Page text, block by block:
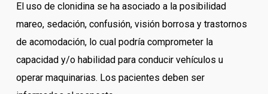
El uso de clonidina se ha asociado a la posibilidad
mareo, sedación, confusión, visión borrosa y trastornos
de acomodación, lo cual podría comprometer la
capacidad y/o habilidad para conducir vehículos u
operar maquinarias. Los pacientes deben ser